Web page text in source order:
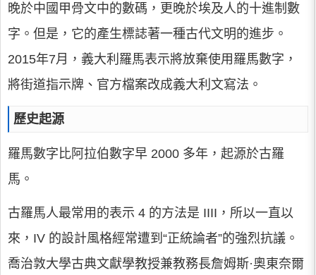
晚於中國甲骨文中的數碼，更晚於埃及人的十進制數
字。但是，它的產生標誌著一種古代文明的進步。
2015年7月，義大利羅馬表示將放棄使用羅馬數字，
將街道指示牌、官方檔案改成義大利文寫法。
歷史起源
羅馬數字比阿拉伯數字早 2000 多年，起源於古羅
馬。
古羅馬人最常用的表示 4 的方法是 IIII，所以一直以
來，IV 的設計風格經常遭到“正統論者”的強烈抗議。
喬治敦大學古典文獻學教授兼教務長詹姆斯·奧東奈爾